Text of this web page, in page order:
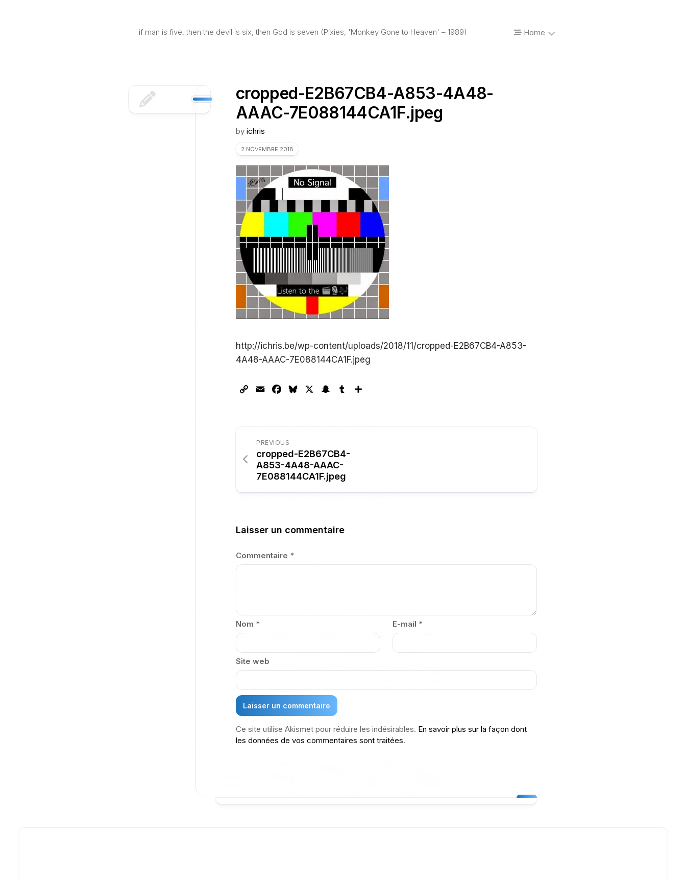
if man is five, then the devil is six, then God is seven (Pixies, 'Monkey Gone to Heaven' – 1989) Home
cropped-E2B67CB4-A853-4A48-
AAAC-7E088144CA1F.jpeg
by ichris
2 NOVEMBRE 2018
http://ichris.be/wp-content/uploads/2018/11/cropped-E2B67CB4-A853-
4A48-AAAC-7E088144CA1F.jpeg
Copy Email FacebookBluesky Snapchat
Tumblr
PREVIOUS
cropped-E2B67CB4-
A853-4A48-AAAC-
7E088144CA1F.jpeg
Laisser un commentaire
Commentaire *
Nom * E-mail *
Site web
Ce site utilise Akismet pour réduire les indésirables. En savoir plus sur la façon dont
les données de vos commentaires sont traitées.